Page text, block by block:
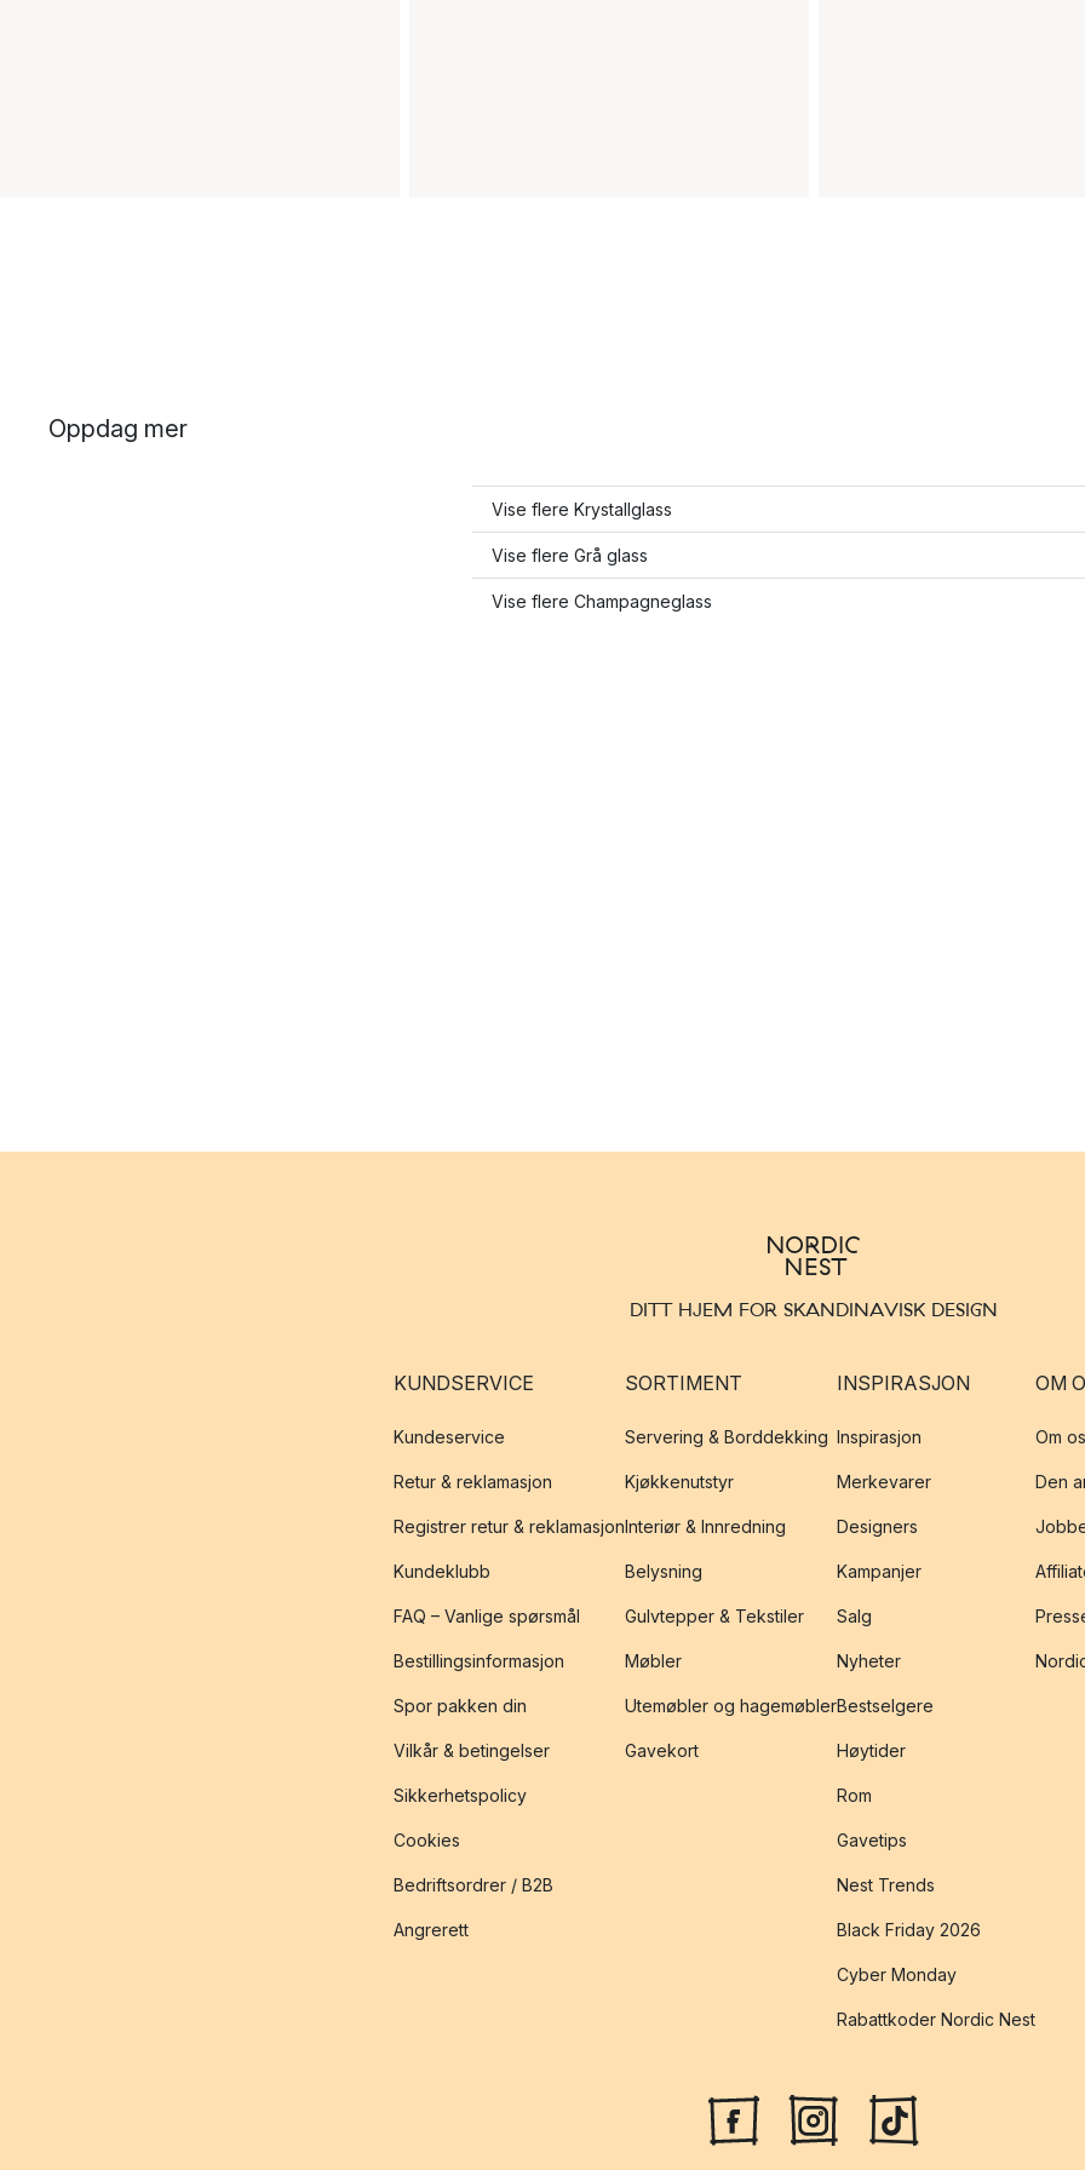
Oppdag mer
Vise flere Krystallglass
Vise flere Grå glass
Vise flere Champagneglass
DITT HJEM FOR SKANDINAVISK DESIGN
KUNDSERVICE
Kundeservice
Retur & reklamasjon
Registrer retur & reklamasjon
Kundeklubb
FAQ – Vanlige spørsmål
Bestillingsinformasjon
Spor pakken din
Vilkår & betingelser
Sikkerhetspolicy
Cookies
Bedriftsordrer / B2B
Angrerett
SORTIMENT
Servering & Borddekking
Kjøkkenutstyr
Interiør & Innredning
Belysning
Gulvtepper & Tekstiler
Møbler
Utemøbler og hagemøbler
Gavekort
INSPIRASJON
Inspirasjon
Merkevarer
Designers
Kampanjer
Salg
Nyheter
Bestselgere
Høytider
Rom
Gavetips
Nest Trends
Black Friday 2026
Cyber Monday
Rabattkoder Nordic Nest
OM
Om
Den